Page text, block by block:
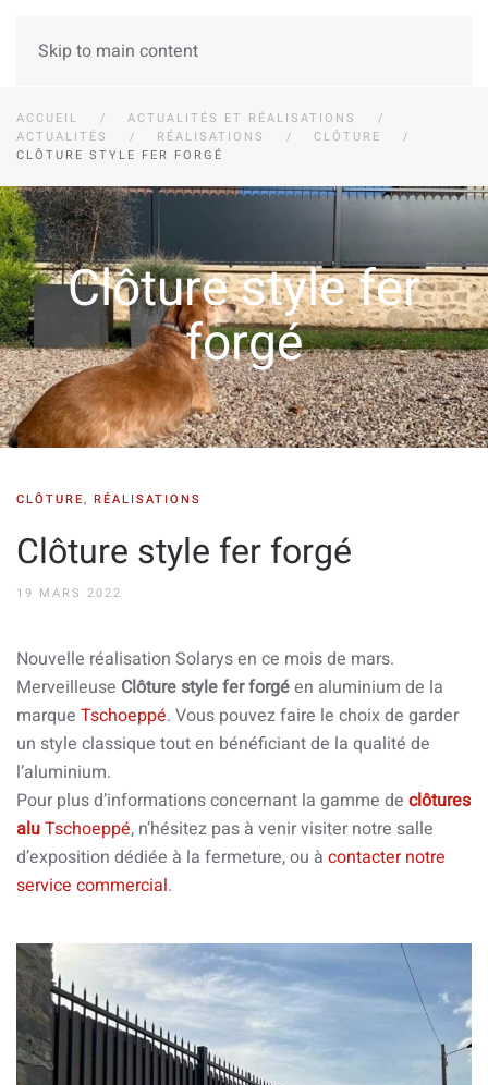
Skip to main content
ACCUEIL
ACTUALITÉS ET RÉALISATIONS
ACTUALITÉS
RÉALISATIONS
CLÔTURE
CLÔTURE STYLE FER FORGÉ
Clôture style fer
forgé
CLÔTURE, RÉALISATIONS
Clôture style fer forgé
19 MARS 2022
Nouvelle réalisation Solarys en ce mois de mars.
Merveilleuse Clôture style fer forgéen aluminium de la
marque Tschoeppé. Vous pouvez faire le choix de garder
un style classique tout en bénéficiant de la qualité de
l’aluminium.
Pour plus d’informations concernant la gamme de clôtures
aluTschoeppé, n’hésitez pas à venir visiter notre salle
d’exposition dédiée à la fermeture, ou à contacter notre
service commercial.